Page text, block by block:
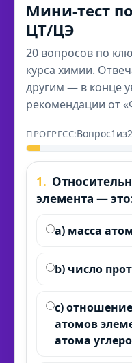
Мини-тест
ЦТ/ЦЭ
20 вопросов по
курса химии.
другим — в конце
рекомендации от
Вопрос1из
1.
элемента —
a) масса
b) число
c)
атомов
атома